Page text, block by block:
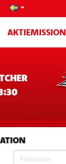
AKTIEMISSION